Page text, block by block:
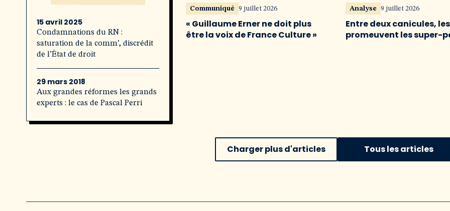
15 avril 2025
Condamnations du RN :
saturation de la comm’, discrédit
de l’État de droit
29 mars 2018
Aux grandes réformes les grands
experts : le cas de Pascal Perri
Communiqué 9 juillet 2026
« Guillaume Erner ne doit plus
être la voix de France Culture »
Analyse 9 juillet 2026
Entre deux canicules,
promeuvent les super-
Charger plus d'articles Tous les articles